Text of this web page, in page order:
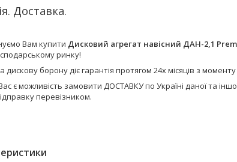
Доставка.
Вам купити Дисковий агрегат навісний ДАН-2,1
ринку!
дискову борону діє гарантія протягом 24х місяців з
є можливість замовити ДОСТАВКУ по Україні даної та
перевізником.